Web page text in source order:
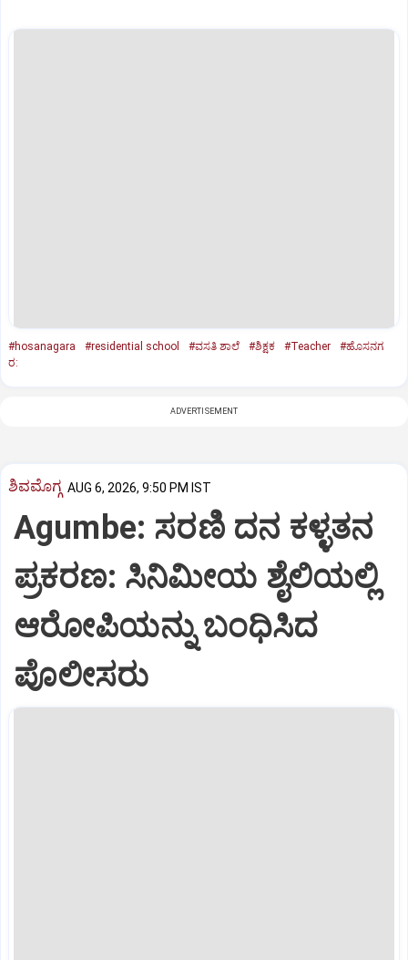
#hosanagara #residential school #ವಸತಿ ಶಾಲೆ #ಶಿಕ್ಷಕ #Teacher
#ಹೊಸನಗ
ರ:
ADVERTISEMENT
ಶಿವಮೊಗ್ಗ AUG 6, 2026, 9:50 PM IST
Agumbe: ಸರಣಿ ದನ ಕಳ್ಳತನ
ಪ್ರಕರಣ: ಸಿನಿಮೀಯ ಶೈಲಿಯಲ್ಲಿ
ಆರೋಪಿಯನ್ನು ಬಂಧಿಸಿದ
ಪೊಲೀಸರು